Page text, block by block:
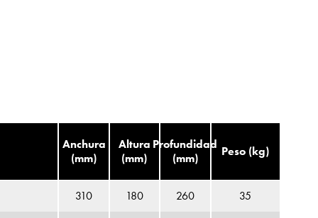
Anchura
(mm)
Altura
(mm)
Profundidad
(mm)
Peso (kg)
310 180 260 35